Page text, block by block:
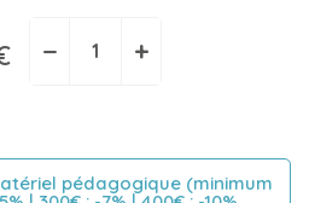
− +
pédagogique (minimum